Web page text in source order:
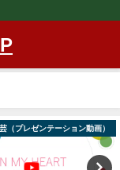
（プレゼンテーション動画）